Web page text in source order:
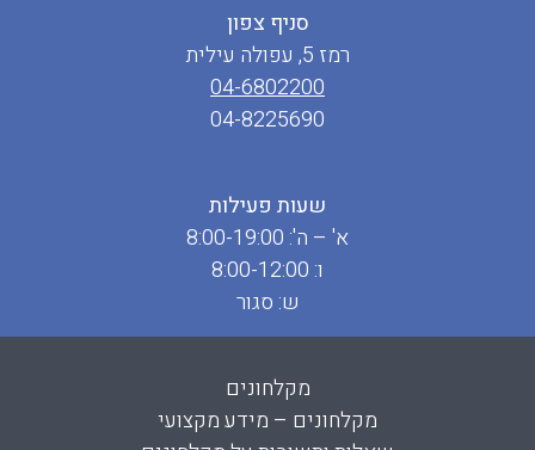
סניף צפון
רמז 5, עפולה עילית
04-6802200
04-8225690
שעות פעילות
א' – ה': 8:00-19:00
ו: 8:00-12:00
ש: סגור
מקלחונים
מקלחונים – מידע מקצועי